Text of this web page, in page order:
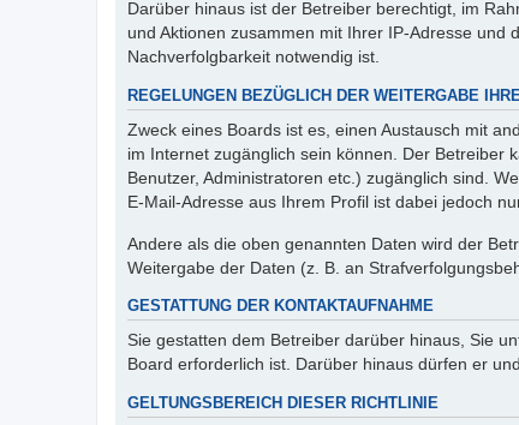
Darüber hinaus ist der Betreiber berechtigt, im
und Aktionen zusammen mit Ihrer IP-Adresse
Nachverfolgbarkeit notwendig ist.
REGELUNGEN BEZÜGLICH DER WEITERGABE
Zweck eines Boards ist es, einen Austausch mit
im Internet zugänglich sein können. Der Betreiber
Benutzer, Administratoren etc.) zugänglich sind.
E-Mail-Adresse aus Ihrem Profil ist dabei jedoch
Andere als die oben genannten Daten wird der
Weitergabe der Daten (z. B. an
GESTATTUNG DER KONTAKTAUFNAHME
Sie gestatten dem Betreiber darüber hinaus, Sie
Board erforderlich ist. Darüber hinaus dürfen er
GELTUNGSBEREICH DIESER RICHTLINIE